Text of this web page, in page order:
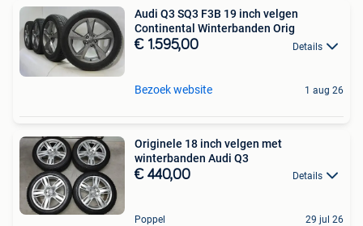
Audi Q3 SQ3 F3B 19 inch velgen
Continental Winterbanden Orig
€ 1.595,00 Details
Bezoek website 1 aug 26
Originele 18 inch velgen met
winterbanden Audi Q3
€ 440,00 Details
Poppel 29 jul 26